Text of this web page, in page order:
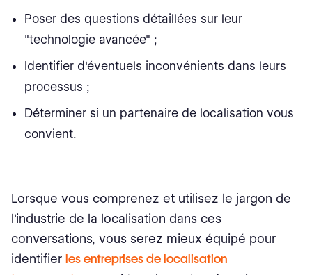
Correspondance floue
Base de données terminologique
Agir
Poser des questions détaillées sur leur
"technologie avancée" ;
Identifier d'éventuels inconvénients dans leurs
processus ;
Déterminer si un partenaire de localisation vous
convient.
Lorsque vous comprenez et utilisez le jargon de
l'industrie de la localisation dans ces
conversations, vous serez mieux équipé pour
identifier les entreprises de localisation